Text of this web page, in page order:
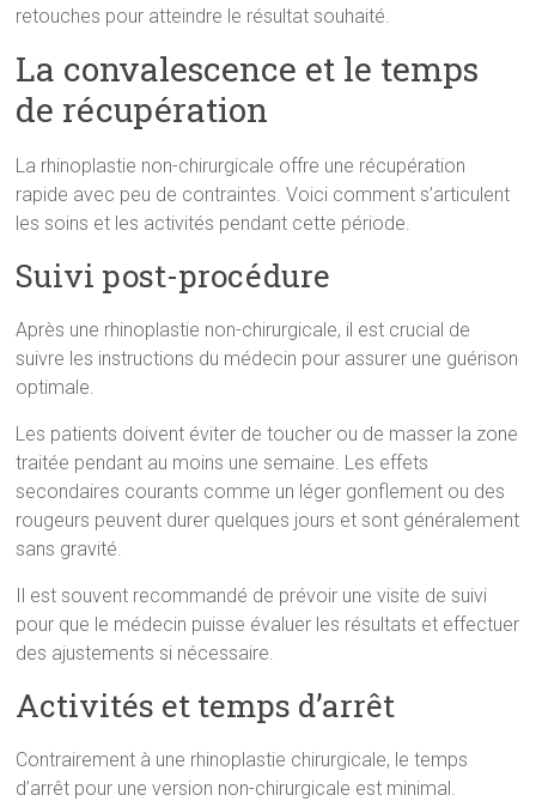
retouches pour atteindre le résultat souhaité.
La convalescence et le temps
de récupération
La rhinoplastie non-chirurgicale offre une récupération
rapide avec peu de contraintes. Voici comment s’articulent
les soins et les activités pendant cette période.
Suivi post-procédure
Après une rhinoplastie non-chirurgicale, il est crucial de
suivre les instructions du médecin pour assurer une guérison
optimale.
Les patients doivent éviter de toucher ou de masser la zone
traitée pendant au moins une semaine. Les effets
secondaires courants comme un léger gonflement ou des
rougeurs peuvent durer quelques jours et sont généralement
sans gravité.
Il est souvent recommandé de prévoir une visite de suivi
pour que le médecin puisse évaluer les résultats et effectuer
des ajustements si nécessaire.
Activités et temps d’arrêt
Contrairement à une rhinoplastie chirurgicale, le temps
d’arrêt pour une version non-chirurgicale est minimal.